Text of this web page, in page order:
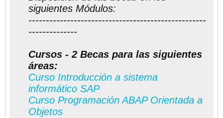
siguientes Módulos:
---------------------------------------------------
--------------
Cursos - 2 Becas para las siguientes
áreas:
Curso Introducción a sistema
informático SAP
Curso Programación ABAP Orientada a
Objetos